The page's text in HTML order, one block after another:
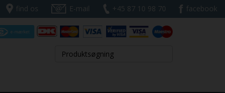
find os E-mail +45 87 10 98 70 facebook